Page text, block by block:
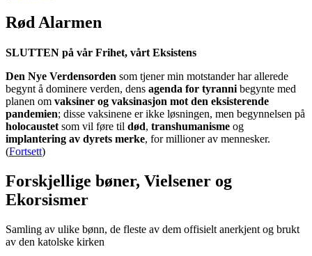
Rød Alarmen
SLUTTEN på vår Frihet, vårt Eksistens
Den Nye Verdensorden som tjener min motstander har allerede
begynt å dominere verden, dens agenda for tyranni begynte med
planen om vaksiner og vaksinasjon mot den eksisterende
pandemien; disse vaksinene er ikke løsningen, men begynnelsen på
holocaustet som vil føre til død, transhumanisme og
implantering av dyrets merke, for millioner av mennesker.
(Fortsett)
Forskjellige bøner, Vielsener og
Ekorsismer
Samling av ulike bønn, de fleste av dem offisielt anerkjent og brukt
av den katolske kirken